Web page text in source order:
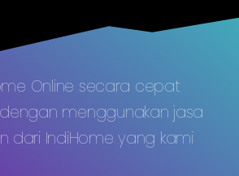
Online secara cepat
menggunakan jasa
dari IndiHome yang kami